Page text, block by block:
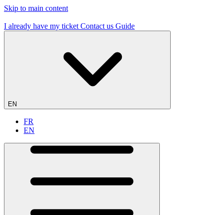
Skip to main content
I already have my ticket Contact us Guide
EN
FR
EN